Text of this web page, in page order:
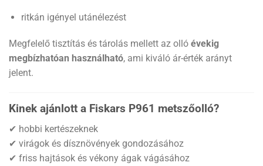
ritkán igényel utánélezést
Megfelelő tisztítás és tárolás mellett az olló évekig
megbízhatóan használható, ami kiváló ár-érték arányt
jelent.
Kinek ajánlott a Fiskars P961 metszőolló?
✔ hobbi kertészeknek
✔ virágok és dísznövények gondozásához
✔ friss hajtások és vékony ágak vágásához